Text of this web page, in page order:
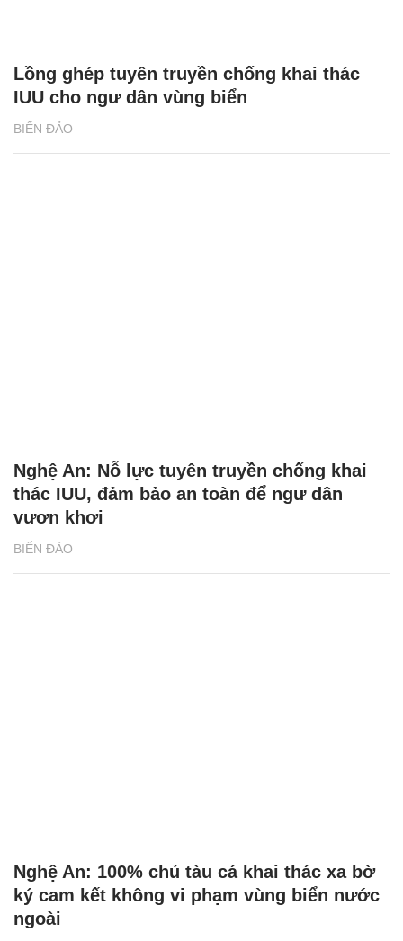
BIỂN ĐẢO
Lồng ghép tuyên truyền chống khai thác
IUU cho ngư dân vùng biển
BIỂN ĐẢO
Nghệ An: Nỗ lực tuyên truyền chống khai
thác IUU, đảm bảo an toàn để ngư dân
vươn khơi
Nghệ An: 100% chủ tàu cá khai thác xa bờ
ký cam kết không vi phạm vùng biển nước
ngoài